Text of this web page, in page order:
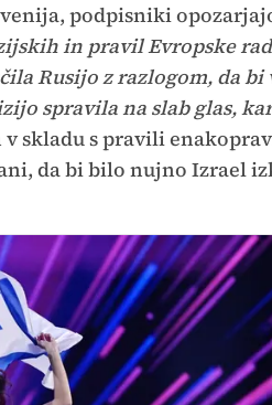
podpisniki
in pravil Evropske
Rusijo z razlogom, da bi
spravila na slab glas, kar
v skladu s pravili
da bi bilo nujno Izrael